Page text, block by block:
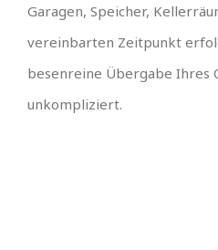
Garagen, Speicher,
vereinbarten Zeitpunkt
besenreine Übergabe Ihres
unkompliziert.